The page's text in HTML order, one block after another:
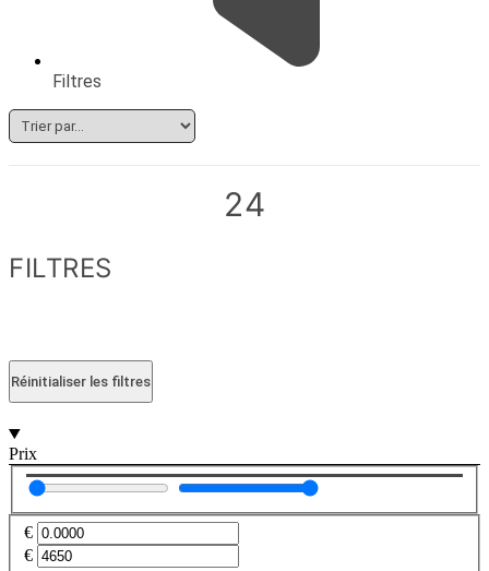
Filtres
24
FILTRES
Réinitialiser les filtres
Prix
€
€